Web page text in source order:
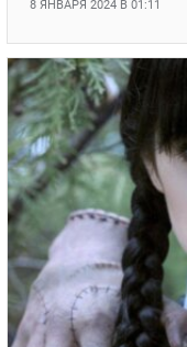
Восемь побед
стал
«Эмми-2023»
Церемонию
забастовки
принеся
создателей и